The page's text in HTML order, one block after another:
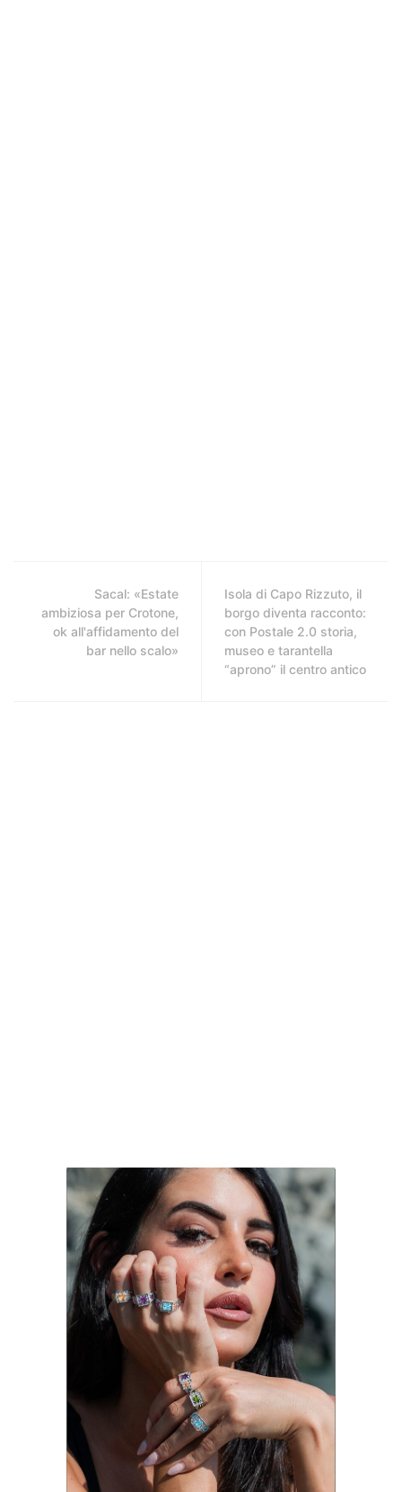
Sacal: «Estate
ambiziosa per Crotone,
ok all'affidamento del
bar nello scalo»
Isola di Capo Rizzuto, il
borgo diventa racconto:
con Postale 2.0 storia,
museo e tarantella
“aprono” il centro antico